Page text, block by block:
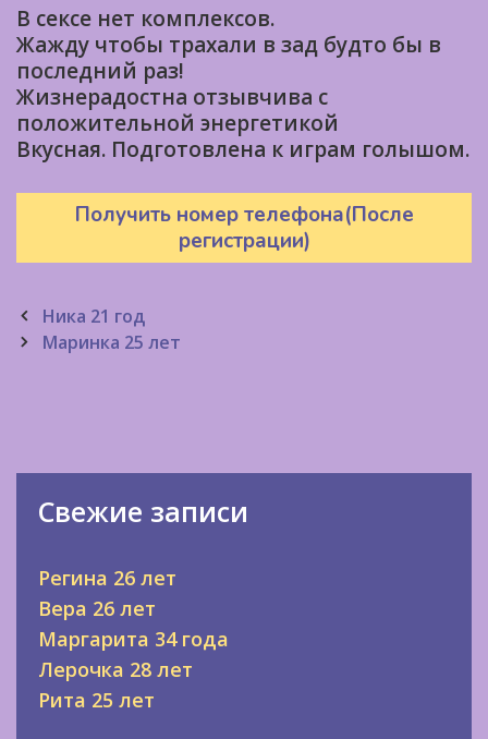
В сексе нет комплексов.
Жажду чтобы трахали в зад будто бы в
последний раз!
Жизнерадостна отзывчива с
положительной энергетикой
Вкусная. Подготовлена к играм голышом.
Получить номер телефона(После
регистрации)
Post
navigation
Ника 21 год
Маринка 25 лет
Свежие записи
Регина 26 лет
Вера 26 лет
Маргарита 34 года
Лерочка 28 лет
Рита 25 лет